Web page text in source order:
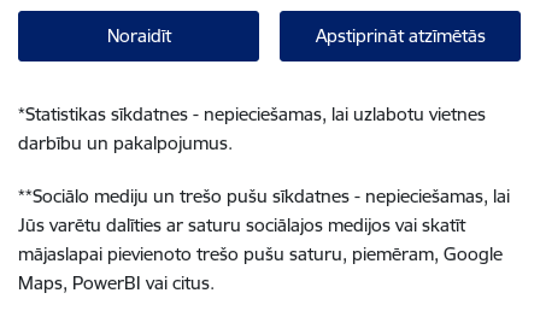
Noraidīt Apstiprināt atzīmētās
*Statistikas sīkdatnes - nepieciešamas, lai uzlabotu vietnes
darbību un pakalpojumus.
**Sociālo mediju un trešo pušu sīkdatnes - nepieciešamas, lai
Jūs varētu dalīties ar saturu sociālajos medijos vai skatīt
mājaslapai pievienoto trešo pušu saturu, piemēram, Google
Maps, PowerBI vai citus.